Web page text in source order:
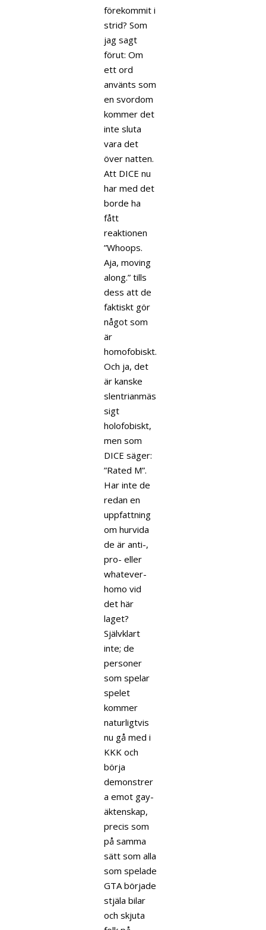
förekommit i
strid? Som
jag sagt
förut: Om
ett ord
använts som
en svordom
kommer det
inte sluta
vara det
över natten.
Att DICE nu
har med det
borde ha
fått
reaktionen
”Whoops.
Aja, moving
along.” tills
dess att de
faktiskt gör
något som
är
homofobiskt.
Och ja, det
är kanske
slentrianmäs
sigt
holofobiskt,
men som
DICE säger:
”Rated M”.
Har inte de
redan en
uppfattning
om hurvida
de är anti-,
pro- eller
whatever-
homo vid
det här
laget?
Självklart
inte; de
personer
som spelar
spelet
kommer
naturligtvis
nu gå med i
KKK och
börja
demonstrer
a emot gay-
äktenskap,
precis som
på samma
sätt som alla
som spelade
GTA började
stjäla bilar
och skjuta